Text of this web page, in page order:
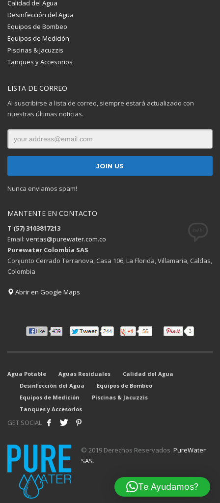
Calidad del Agua
Desinfección del Agua
Equipos de Bombeo
Equipos de Medición
Piscinas & Jacuzzis
Tanques y Accesorios
LISTA DE CORREO
Al suscribirse a lista de correo, siempre estará actualizado con
nuestras últimas noticias.
Nunca enviamos spam!
MANTENTE EN CONTACTO
T (57) 3103817213
Email: ventas@purewater.com.co
Purewater Colombia SAS
Conjunto Cerrado Terranova, Casa 106, La Florida, Villamaria, Caldas,
Colombia
Abrir en Google Maps
Agua Potable Aguas Residuales
Calidad del Agua
Desinfección del Agua
Equipos de Bombeo
Equipos de Medición
Piscinas & Jacuzzis
Tanques y Accesorios
GET SOCIAL
© 2019 Derechos Reservados. PureWater
SAS.
Te Ayudamos?